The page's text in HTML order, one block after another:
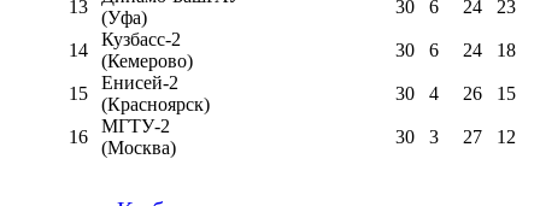
13
(Уфа)
30 6 24 23
14
Кузбасс-2
(Кемерово)
30 6 24 18
15
Енисей-2
(Красноярск)
30 4 26 15
16
МГТУ-2
(Москва)
30 3 27 12